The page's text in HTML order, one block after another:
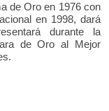
de Oro en 1976 con
en 1998, dará
durante la
de Oro al Mejor